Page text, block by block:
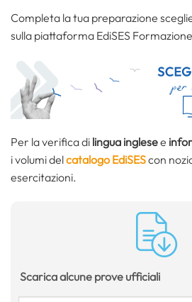
Completa la tua preparazione
sulla piattaforma EdiSES
Per la verifica di lingua inglesee
i volumi delcatalogo EdiSEScon
esercitazioni.
Scarica alcune prove ufficiali